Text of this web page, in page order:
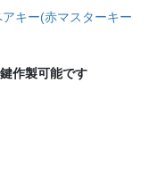
キー(赤マスターキー
作製可能です